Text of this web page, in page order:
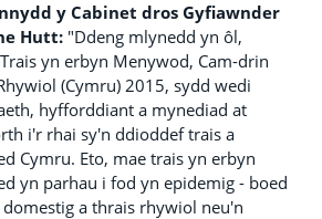
y Cabinet dros Gyfiawnder
Hutt: "Ddeng mlynedd yn ôl,
yn erbyn Menywod, Cam-drin
(Cymru) 2015, sydd wedi
hyfforddiant a mynediad at
i'r rhai sy'n ddioddef trais a
Cymru. Eto, mae trais yn erbyn
yn parhau i fod yn epidemig - boed
a thrais rhywiol neu'n